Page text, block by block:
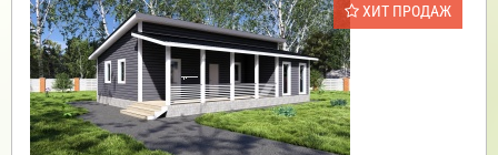
ХИТ ПРОДАЖ